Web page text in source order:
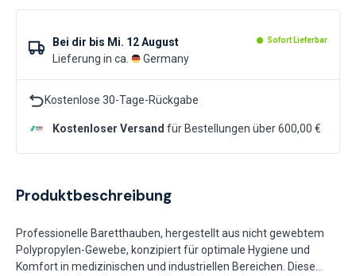
Bei dir bis Mi. 12 August Sofort Lieferbar
Lieferung in ca. Germany
Kostenlose 30-Tage-Rückgabe
Kostenloser Versand für Bestellungen über 600,00 €
Produktbeschreibung
Professionelle Baretthauben, hergestellt aus nicht gewebtem
Polypropylen-Gewebe, konzipiert für optimale Hygiene und
Komfort in medizinischen und industriellen Bereichen. Diese